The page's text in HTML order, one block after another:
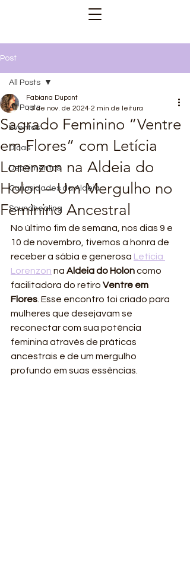
Post
All Posts
Eventos
Dicas
Depoimentos
Curiosidades da Aldeia
Soundhealing
All Posts
Sagrado Feminino “Ventre
em Flores” com Letícia
Lorenzon na Aldeia do
Holon – Um Mergulho no
Feminino Ancestral
Fabiana Dupont
13 de nov. de 2024 2 min de leitura
No último fim de semana, nos dias 9 e
10 de novembro, tivemos a honra de
receber a sábia e generosa Letícia
Lorenzon na Aldeia do Holon como
facilitadora do retiro Ventre em
Flores . Esse encontro foi criado para
mulheres que desejavam se
reconectar com sua potência
feminina através de práticas
ancestrais e de um mergulho
profundo em suas essências.